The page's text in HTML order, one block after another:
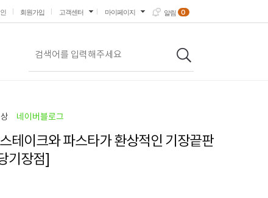
회원가입 고객센터 마이페이지 알림 0
네이버블로그
테이크와 파스타가 환상적인 기장끝판
기장점]